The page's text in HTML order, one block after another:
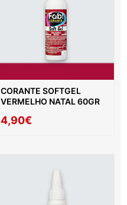
CORANTE SOFTGEL
VERMELHO NATAL 60GR
4,90€